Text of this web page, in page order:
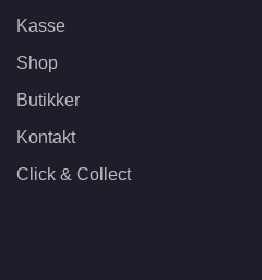
Kasse
Shop
Butikker
Kontakt
Click & Collect